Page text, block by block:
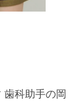
歯科助手の岡